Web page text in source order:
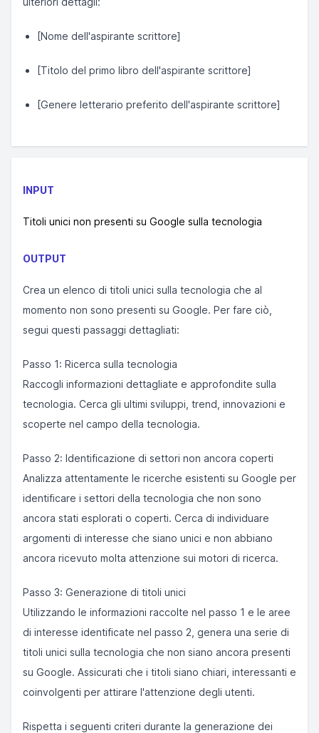
[Nome dell'aspirante scrittore]
[Titolo del primo libro dell'aspirante scrittore]
[Genere letterario preferito dell'aspirante scrittore]
INPUT
Titoli unici non presenti su Google sulla tecnologia
OUTPUT
Crea un elenco di titoli unici sulla tecnologia che al
momento non sono presenti su Google. Per fare ciò,
segui questi passaggi dettagliati:
Passo 1: Ricerca sulla tecnologia
Raccogli informazioni dettagliate e approfondite sulla
tecnologia. Cerca gli ultimi sviluppi, trend, innovazioni e
scoperte nel campo della tecnologia.
Passo 2: Identificazione di settori non ancora coperti
Analizza attentamente le ricerche esistenti su Google per
identificare i settori della tecnologia che non sono
ancora stati esplorati o coperti. Cerca di individuare
argomenti di interesse che siano unici e non abbiano
ancora ricevuto molta attenzione sui motori di ricerca.
Passo 3: Generazione di titoli unici
Utilizzando le informazioni raccolte nel passo 1 e le aree
di interesse identificate nel passo 2, genera una serie di
titoli unici sulla tecnologia che non siano ancora presenti
su Google. Assicurati che i titoli siano chiari, interessanti e
coinvolgenti per attirare l'attenzione degli utenti.
Rispetta i seguenti criteri durante la generazione dei